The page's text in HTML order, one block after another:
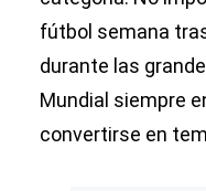
fútbol semana
durante las
Mundial siempre
convertirse en